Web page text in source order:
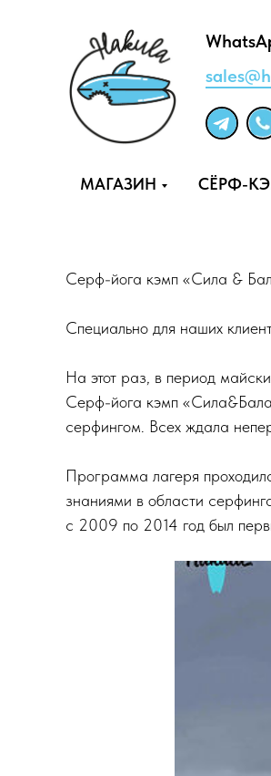
МАГАЗИН СЁРФ-
Серф-йога кэмп «Сила &
Специально для наших
На этот раз, в период
Серф-йога кэмп
серфингом. Всех ждала
Программа лагеря
знаниями в области
c 2009 по 2014 год был